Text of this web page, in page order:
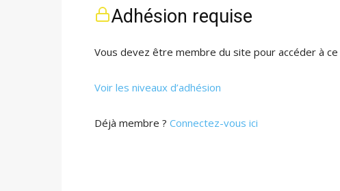
Adhésion requise
Vous devez être membre du site pour accéder à ce
Voir les niveaux d’adhésion
Déjà membre ? Connectez-vous ici